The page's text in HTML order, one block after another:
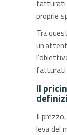
fatturati
proprie
Tra
fatturati
Il
Il
leva del